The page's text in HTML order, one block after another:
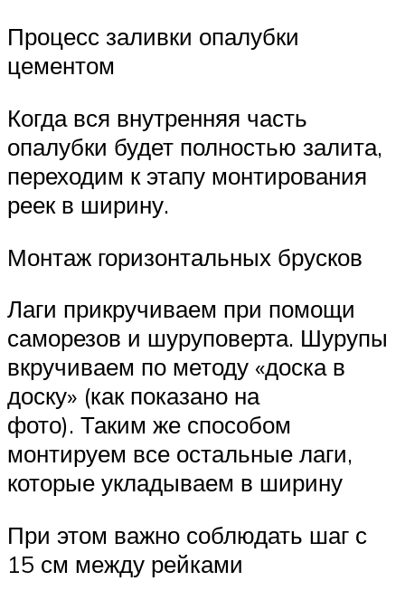
Процесс заливки опалубки
цементом
Когда вся внутренняя часть
опалубки будет полностью залита,
переходим к этапу монтирования
реек в ширину.
Монтаж горизонтальных брусков
Лаги прикручиваем при помощи
саморезов и шуруповерта. Шурупы
вкручиваем по методу «доска в
доску» (как показано на
фото). Таким же способом
монтируем все остальные лаги,
которые укладываем в ширину
При этом важно соблюдать шаг с
15 см между рейками